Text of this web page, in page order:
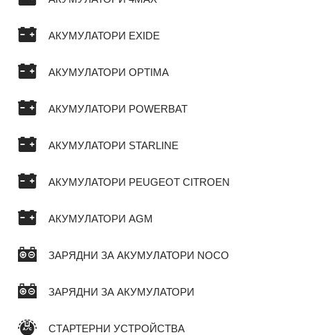
АКУМУЛАТОРИ EXIDE
АКУМУЛАТОРИ OPTIMA
АКУМУЛАТОРИ POWERBAT
АКУМУЛАТОРИ STARLINE
АКУМУЛАТОРИ PEUGEOT CITROEN
АКУМУЛАТОРИ AGM
ЗАРЯДНИ ЗА АКУМУЛАТОРИ NOCO
ЗАРЯДНИ ЗА АКУМУЛАТОРИ
СТАРТЕРНИ УСТРОЙСТВА